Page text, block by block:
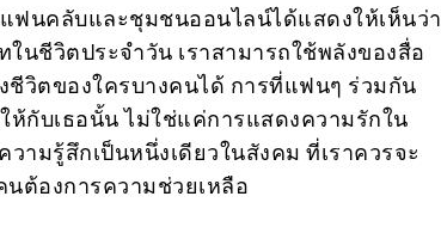
ฟนคลับและชุมชนออนไลน์ได้แสดงให้เห็นว่า
นชีวิตประจำวัน เราสามารถใช้พลังของสื่อ
วิตของใครบางคนได้ การที่แฟนๆ ร่วมกัน
กับเธอนั้น ไม่ใช่แค่การแสดงความรักใน
ามรู้สึกเป็นหนึ่งเดียวในสังคม ที่เราควรจะ
ต้องการความช่วยเหลือ